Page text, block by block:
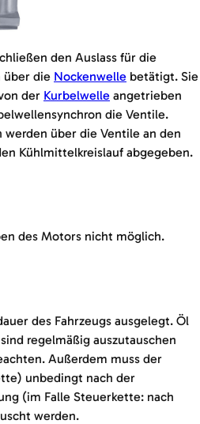
den Auslass für die
über die Nockenwelle betätigt. Sie
der Kurbelwelle angetrieben
die Ventile.
über die Ventile an den
Kühlmittelkreislauf abgegeben.
des Motors nicht möglich.
des Fahrzeugs ausgelegt. Öl
sind regelmäßig auszutauschen
Außerdem muss der
unbedingt nach der
(im Falle Steuerkette: nach
werden.